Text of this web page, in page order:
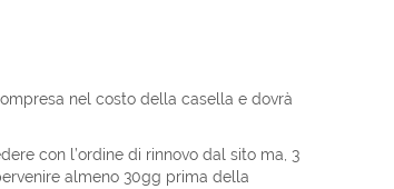
nel costo della casella e dovrà
con l’ordine di rinnovo dal sito ma, 3
almeno 30gg prima della